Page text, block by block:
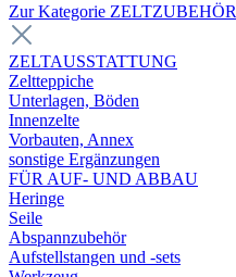
Zur Kategorie ZELTZUBEHÖR
ZELTAUSSTATTUNG
Zeltteppiche
Unterlagen, Böden
Innenzelte
Vorbauten, Annex
sonstige Ergänzungen
FÜR AUF- UND ABBAU
Heringe
Seile
Abspannzubehör
Aufstellstangen und -sets